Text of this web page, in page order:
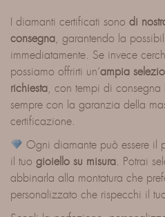
I diamanti certificati sono di
consegna, garantendo la
immediatamente. Se invece
possiamo offrirti un’ampia
richiesta, con tempi di consegna
sempre con la garanzia della
certificazione.
Ogni diamante può essere il
il tuo gioiello su misura. Potrai
abbinarla alla montatura che
personalizzato che rispecchi il